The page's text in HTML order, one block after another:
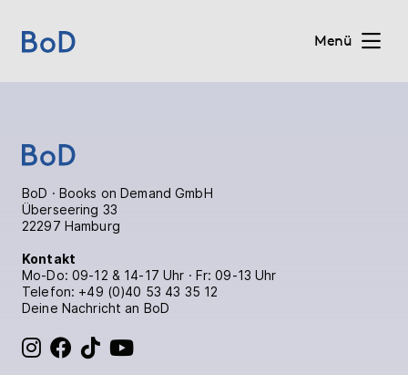
Menü
Preise
Leistungen
Über uns
Blog
BoD · Books on Demand GmbH
Überseering 33
22297 Hamburg
Kontakt
Mo-Do: 09-12 & 14-17 Uhr · Fr: 09-13 Uhr
Telefon: +49 (0)40 53 43 35 12
Deine Nachricht an BoD
BoD bei Instagram
BoD bei Facebook
BoD bei TikTok